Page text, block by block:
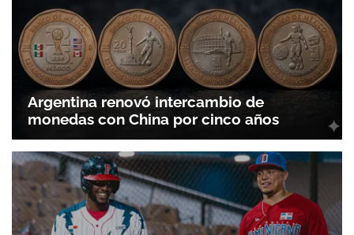
Argentina renovó intercambio de
monedas con China por cinco años